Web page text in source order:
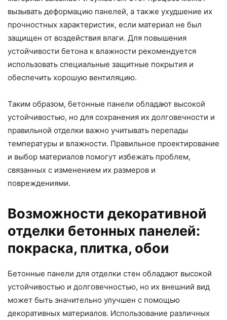
вызывать деформацию панелей, а также ухудшение их
прочностных характеристик, если материал не был
защищен от воздействия влаги. Для повышения
устойчивости бетона к влажности рекомендуется
использовать специальные защитные покрытия и
обеспечить хорошую вентиляцию.
Таким образом, бетонные панели обладают высокой
устойчивостью, но для сохранения их долговечности и
правильной отделки важно учитывать перепады
температуры и влажности. Правильное проектирование
и выбор материалов помогут избежать проблем,
связанных с изменением их размеров и
повреждениями.
Возможности декоративной
отделки бетонных панелей:
покраска, плитка, обои
Бетонные панели для отделки стен обладают высокой
устойчивостью и долговечностью, но их внешний вид
может быть значительно улучшен с помощью
декоративных материалов. Использование различных